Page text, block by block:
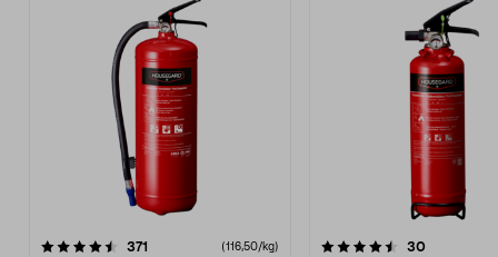
371 anmeldelser(116,50/kg)
4.5 av 5 stjerner 30
4.5 av 5 stjerner